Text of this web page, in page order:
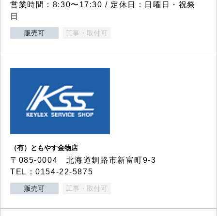
営業時間：8:30〜17:30 / 定休日：日曜日・祝祭
日
販売可 工事・取付可
（有）ともやす金物店
〒085-0004 北海道釧路市新富町9-3
TEL：0154-22-5875
販売可 工事・取付可